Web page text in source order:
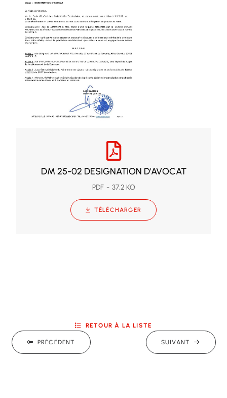
DM 25-02 DESIGNATION D'AVOCAT
PDF 37,2 KO
TÉLÉCHARGER
PRÉCÉDENT
RETOUR À LA LISTE
SUIVANT